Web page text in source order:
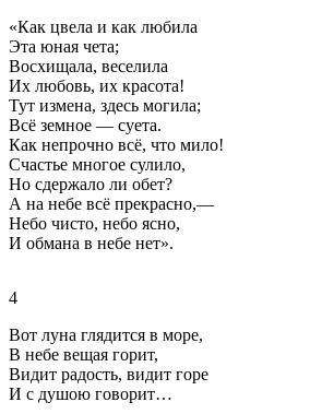
«Как цвела и как любила
Эта юная чета;
Восхищала, веселила
Их любовь, их красота!
Тут измена, здесь могила;
Всё земное — суета.
Как непрочно всё, что мило!
Счастье многое сулило,
Но сдержало ли обет?
А на небе всё прекрасно,—
Небо чисто, небо ясно,
И обмана в небе нет».
4
Вот луна глядится в море,
В небе вещая горит,
Видит радость, видит горе
И с душою говорит…